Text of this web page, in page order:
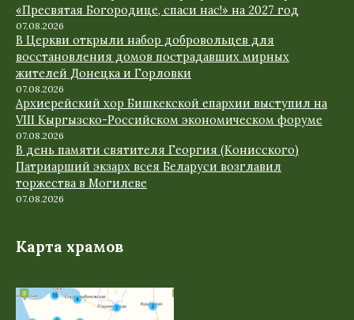
«Пресвятая Богородице, спаси нас!» на 2027 год
07.08.2026
В Церкви открыли набор добровольцев для
восстановления домов пострадавших мирных
жителей Донецка и Горловки
07.08.2026
Архиерейский хор Бишкекской епархии выступил на
VIII Кыргызско-Российском экономическом форуме
07.08.2026
В день памяти святителя Георгия (Конисского)
Патриарший экзарх всея Беларуси возглавил
торжества в Могилеве
07.08.2026
Карта храмов